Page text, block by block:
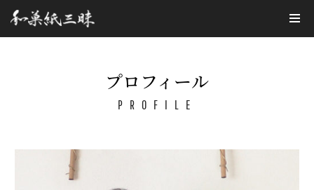
コ
プロフィール
PROFILE